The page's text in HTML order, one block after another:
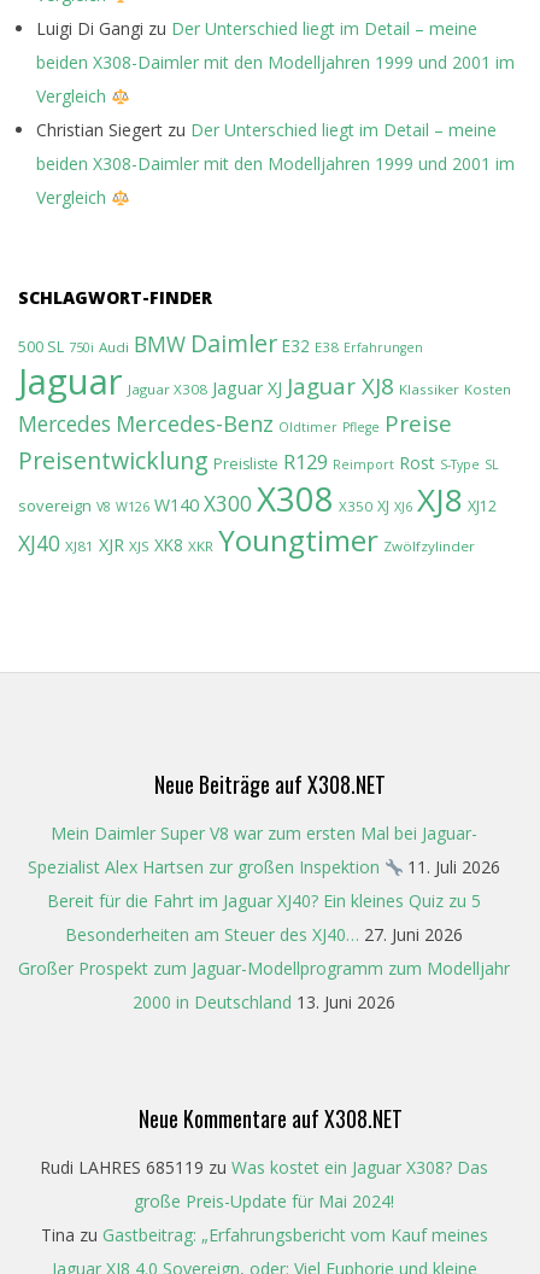
Luigi Di Gangi zu Der Unterschied liegt im Detail – meine
beiden X308-Daimler mit den Modelljahren 1999 und 2001 im
Vergleich
Christian Siegert zu Der Unterschied liegt im Detail – meine
beiden X308-Daimler mit den Modelljahren 1999 und 2001 im
Vergleich
SCHLAGWORT-FINDER
500 SL 750i Audi BMW Daimler E32 E38 Erfahrungen
Jaguar Jaguar X308 Jaguar XJ Jaguar XJ8 Klassiker Kosten
Mercedes Mercedes-Benz Oldtimer Pflege Preise
Preisentwicklung Preisliste R129 Reimport Rost S-Type SL
sovereign V8 W126 W140 X300 X308 X350 XJ XJ6 XJ8 XJ12
XJ40 XJ81 XJR XJS XK8 XKR Youngtimer Zwölfzylinder
Neue Beiträge auf X308.NET
Mein Daimler Super V8 war zum ersten Mal bei Jaguar-
Spezialist Alex Hartsen zur großen Inspektion
11. Juli 2026
Bereit für die Fahrt im Jaguar XJ40? Ein kleines Quiz zu 5
Besonderheiten am Steuer des XJ40… 27. Juni 2026
Großer Prospekt zum Jaguar-Modellprogramm zum Modelljahr
2000 in Deutschland 13. Juni 2026
Neue Kommentare auf X308.NET
Rudi LAHRES 685119 zu Was kostet ein Jaguar X308? Das
große Preis-Update für Mai 2024!
Tina zu Gastbeitrag: „Erfahrungsbericht vom Kauf meines
Jaguar XJ8 4.0 Sovereign, oder: Viel Euphorie und kleine